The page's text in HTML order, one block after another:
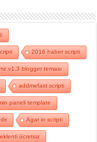
2016 haber scripti
v1.3 blogger teması
addmefast scripti
paneli template
Agar io scripti
ücretsiz